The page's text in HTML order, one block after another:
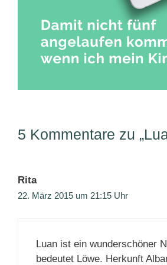
5 Kommentare zu
Rita
22. März 2015 um 21:15 Uhr
️️Luan ist ein wunderschöner
bedeutet Löwe. Herkunft